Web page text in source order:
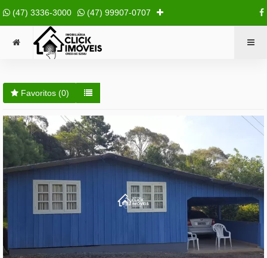
(47) 3336-3000 (47) 99907-0707
Favoritos (0)